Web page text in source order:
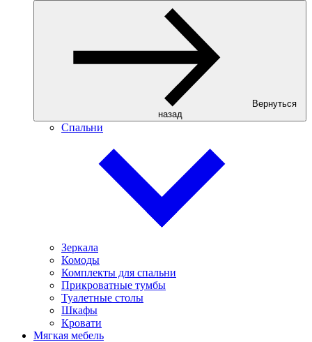
Вернуться
назад
Спальни
Зеркала
Комоды
Комплекты для спальни
Прикроватные тумбы
Туалетные столы
Шкафы
Кровати
Мягкая мебель